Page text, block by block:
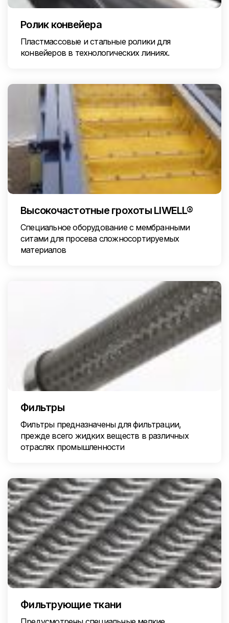
Ролик конвейера
Пластмассовые и стальные ролики для
конвейеров в технологических линиях.
Высокочастотные грохоты LIWELL®
Специальное оборудование с мембранными
ситами для просева сложносортируемых
материалов
Фильтры
Фильтры предназначены для фильтрации,
прежде всего жидких веществ в различных
отраслях промышленности
Фильтрующие ткани